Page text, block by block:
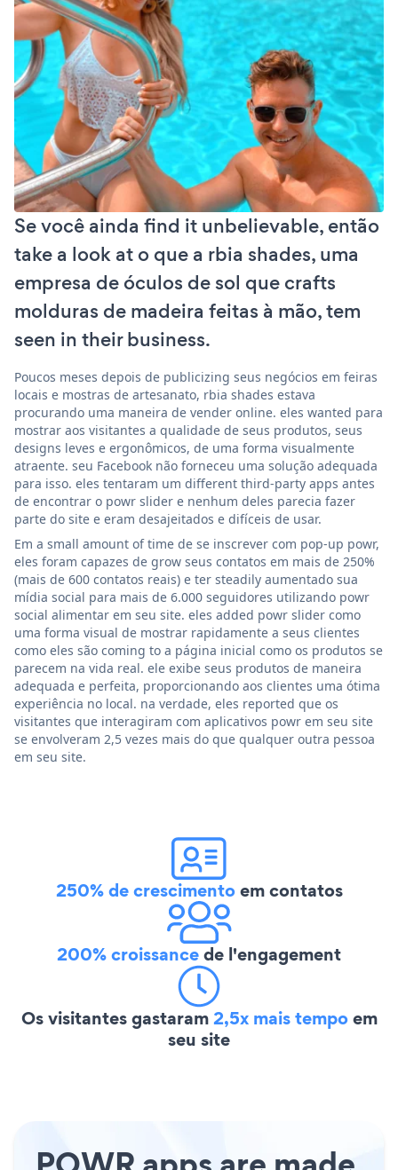
Se você ainda find it unbelievable, então
take a look at o que a rbia shades, uma
empresa de óculos de sol que crafts
molduras de madeira feitas à mão, tem
seen in their business.
Poucos meses depois de publicizing seus negócios em feiras
locais e mostras de artesanato, rbia shades estava
procurando uma maneira de vender online. eles wanted para
mostrar aos visitantes a qualidade de seus produtos, seus
designs leves e ergonômicos, de uma forma visualmente
atraente. seu Facebook não forneceu uma solução adequada
para isso. eles tentaram um different third-party apps antes
de encontrar o powr slider e nenhum deles parecia fazer
parte do site e eram desajeitados e difíceis de usar.
Em a small amount of time de se inscrever com pop-up powr,
eles foram capazes de grow seus contatos em mais de 250%
(mais de 600 contatos reais) e ter steadily aumentado sua
mídia social para mais de 6.000 seguidores utilizando powr
social alimentar em seu site. eles added powr slider como
uma forma visual de mostrar rapidamente a seus clientes
como eles são coming to a página inicial como os produtos se
parecem na vida real. ele exibe seus produtos de maneira
adequada e perfeita, proporcionando aos clientes uma ótima
experiência no local. na verdade, eles reported que os
visitantes que interagiram com aplicativos powr em seu site
se envolveram 2,5 vezes mais do que qualquer outra pessoa
em seu site.
250% de crescimentoem contatos
200% croissancede l'engagement
Os visitantes gastaram2,5x mais tempoem
seu site